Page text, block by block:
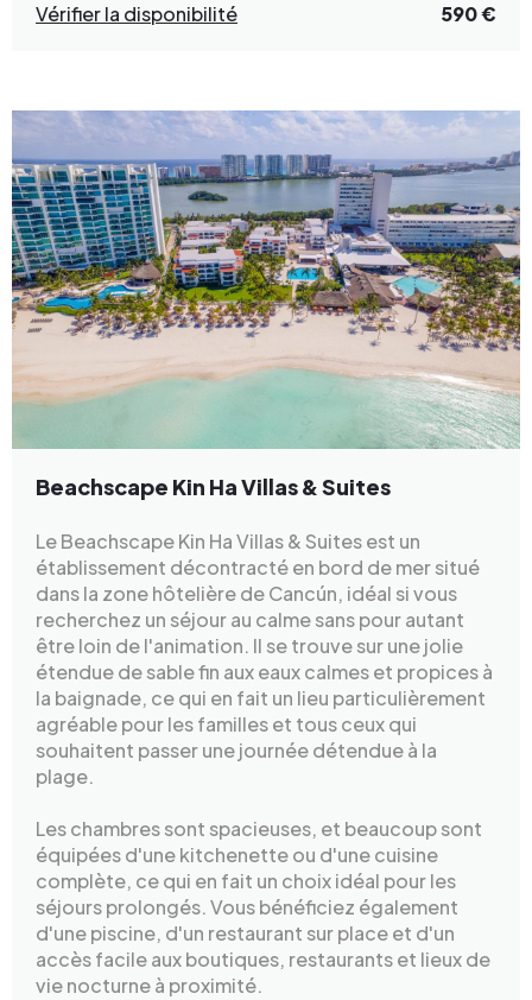
Vérifier la disponibilité 590 €
Beachscape Kin Ha Villas & Suites
Le Beachscape Kin Ha Villas & Suites est un
établissement décontracté en bord de mer situé
dans la zone hôtelière de Cancún, idéal si vous
recherchez un séjour au calme sans pour autant
être loin de l'animation. Il se trouve sur une jolie
étendue de sable fin aux eaux calmes et propices à
la baignade, ce qui en fait un lieu particulièrement
agréable pour les familles et tous ceux qui
souhaitent passer une journée détendue à la
plage.
Les chambres sont spacieuses, et beaucoup sont
équipées d'une kitchenette ou d'une cuisine
complète, ce qui en fait un choix idéal pour les
séjours prolongés. Vous bénéficiez également
d'une piscine, d'un restaurant sur place et d'un
accès facile aux boutiques, restaurants et lieux de
vie nocturne à proximité.